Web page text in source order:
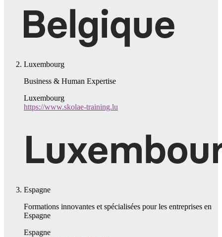
Luxembourg
Business & Human Expertise
Luxembourg
https://www.skolae-training.lu
Espagne
Formations innovantes et spécialisées pour les entreprises en
Espagne
Espagne